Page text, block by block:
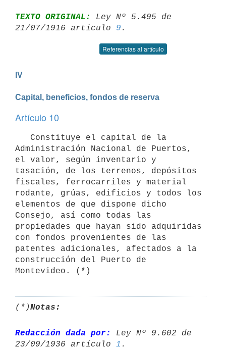
TEXTO ORIGINAL:
Ley Nº 5.495 de
21/07/1916 artículo 9
Referencias al artículo
IV
Capital, beneficios, fondos de reserva
Artículo 10
Administración Nacional de Puertos,
el valor, según inventario y
tasación, de los terrenos, depósitos
fiscales, ferrocarriles y material
rodante, grúas, edificios y todos los
elementos de que dispone dicho
Consejo, así como todas las
propiedades que hayan sido adquiridas
con fondos provenientes de las
patentes adicionales, afectados a la
construcción del Puerto de
(*)Notas:
Redacción dada por:
Ley Nº 9.602 de
23/09/1936 artículo 1